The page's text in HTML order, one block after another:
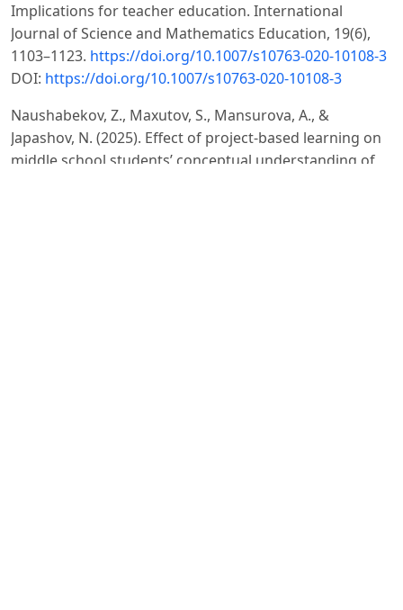
Implications for teacher education. International
Journal of Science and Mathematics Education, 19(6),
1103–1123. https://doi.org/10.1007/s10763-020-10108-3
DOI: https://doi.org/10.1007/s10763-020-10108-3
Naushabekov, Z., Maxutov, S., Mansurova, A., &
Japashov, N. (2025). Effect of project-based learning on
middle school students’ conceptual understanding of